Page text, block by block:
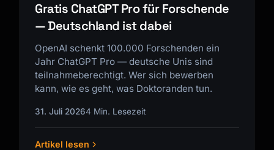
Gratis ChatGPT Pro für Forschende
— Deutschland ist dabei
OpenAI schenkt 100.000 Forschenden ein
Jahr ChatGPT Pro — deutsche Unis sind
teilnahmeberechtigt. Wer sich bewerben
kann, wie es geht, was Doktoranden tun.
31. Juli 20264 Min. Lesezeit
Artikel lesen